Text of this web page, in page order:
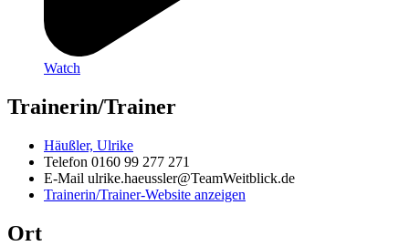
Watch
Trainerin/Trainer
Häußler, Ulrike
Telefon 0160 99 277 271
E-Mail ulrike.haeussler@TeamWeitblick.de
Trainerin/Trainer-Website anzeigen
Ort